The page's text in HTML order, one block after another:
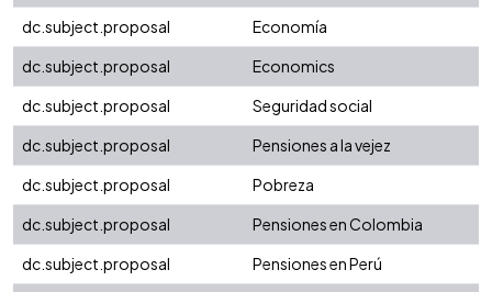
dc.subject.proposal
Economía
dc.subject.proposal
Economics
dc.subject.proposal
Seguridad social
dc.subject.proposal
Pensiones a la vejez
dc.subject.proposal
Pobreza
dc.subject.proposal
Pensiones en Colombia
dc.subject.proposal
Pensiones en Perú